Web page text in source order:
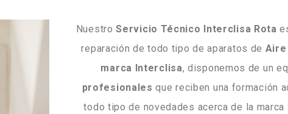
NuestroServicio Técnico Interclisa Rota
reparación de todo tipo de aparatos de Aire
marca Interclisa, disponemos de un
profesionales que reciben una formación
todo tipo de novedades acerca de la marca